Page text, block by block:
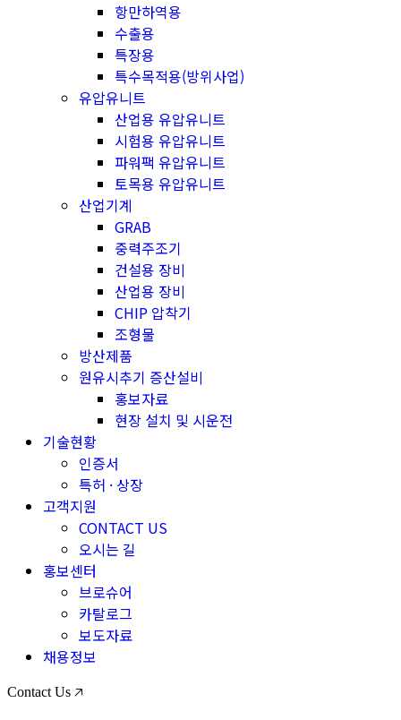
항만하역용
수출용
특장용
특수목적용(방위사업)
유압유니트
산업용 유압유니트
시험용 유압유니트
파워팩 유압유니트
토목용 유압유니트
산업기계
GRAB
중력주조기
건설용 장비
산업용 장비
CHIP 압착기
조형물
방산제품
원유시추기 증산설비
홍보자료
현장 설치 및 시운전
기술현황
인증서
특허 · 상장
고객지원
CONTACT US
오시는 길
홍보센터
브로슈어
카탈로그
보도자료
채용정보
Contact Us 🡥